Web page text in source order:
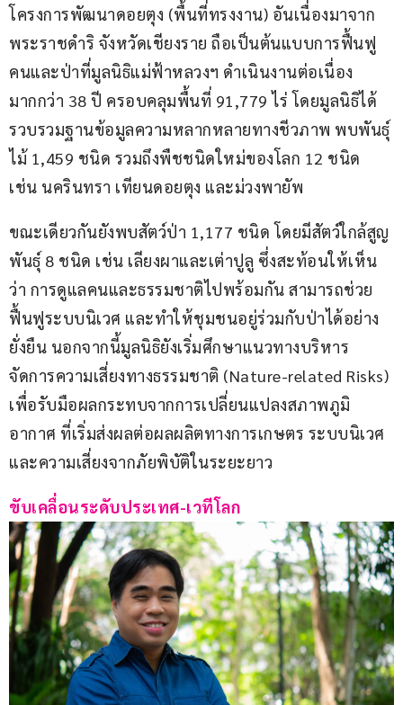
โครงการพัฒนาดอยตุง (พื้นที่ทรงงาน) อันเนื่องมาจาก
พระราชดำริ จังหวัดเชียงราย ถือเป็นต้นแบบการฟื้นฟู
คนและป่าที่มูลนิธิแม่ฟ้าหลวงฯ ดำเนินงานต่อเนื่อง
มากกว่า 38 ปี ครอบคลุมพื้นที่ 91,779 ไร่ โดยมูลนิธิได้
รวบรวมฐานข้อมูลความหลากหลายทางชีวภาพ พบพันธุ์
ไม้ 1,459 ชนิด รวมถึงพืชชนิดใหม่ของโลก 12 ชนิด
เช่น นครินทรา เทียนดอยตุง และม่วงพายัพ
ขณะเดียวกันยังพบสัตว์ป่า 1,177 ชนิด โดยมีสัตว์ใกล้สูญ
พันธุ์ 8 ชนิด เช่น เลียงผาและเต่าปูลู ซึ่งสะท้อนให้เห็น
ว่า การดูแลคนและธรรมชาติไปพร้อมกัน สามารถช่วย
ฟื้นฟูระบบนิเวศ และทำให้ชุมชนอยู่ร่วมกับป่าได้อย่าง
ยั่งยืน นอกจากนี้มูลนิธิยังเริ่มศึกษาแนวทางบริหาร
จัดการความเสี่ยงทางธรรมชาติ (Nature-related Risks)
เพื่อรับมือผลกระทบจากการเปลี่ยนแปลงสภาพภูมิ
อากาศ ที่เริ่มส่งผลต่อผลผลิตทางการเกษตร ระบบนิเวศ
และความเสี่ยงจากภัยพิบัติในระยะยาว
ขับเคลื่อนระดับประเทศ-เวทีโลก